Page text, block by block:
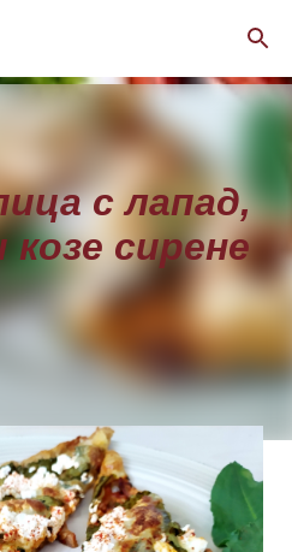
съдържание
с лапад,
сирене